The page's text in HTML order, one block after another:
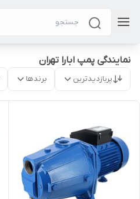
نمایندگی پمپ ابارا تهران
پربازدیدترین برندها